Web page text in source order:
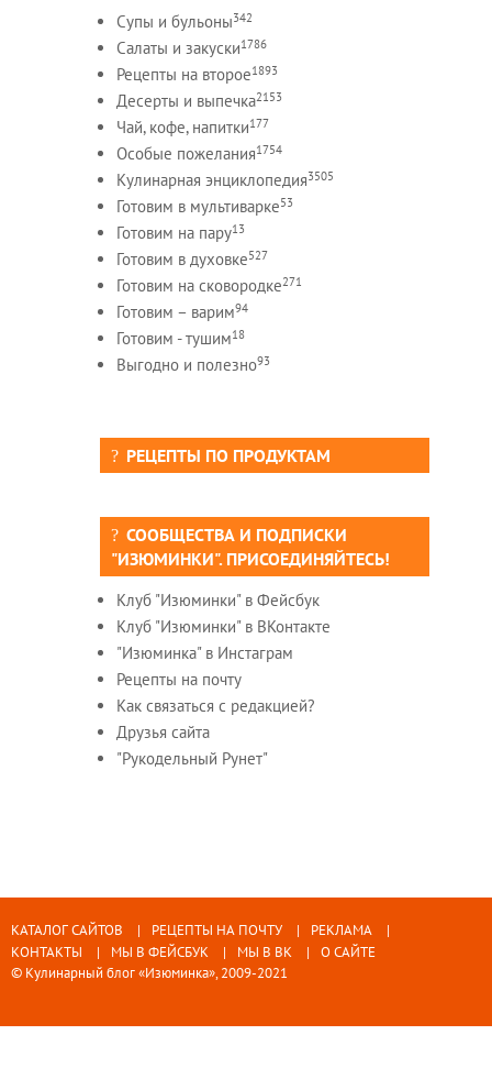
Супы и бульоны342
Салаты и закуски1786
Рецепты на второе1893
Десерты и выпечка2153
Чай, кофе, напитки177
Особые пожелания1754
Кулинарная энциклопедия3505
Готовим в мультиварке53
Готовим на пару13
Готовим в духовке527
Готовим на сковородке271
Готовим – варим94
Готовим - тушим18
Выгодно и полезно93
РЕЦЕПТЫ ПО ПРОДУКТАМ
СООБЩЕСТВА И ПОДПИСКИ
"ИЗЮМИНКИ". ПРИСОЕДИНЯЙТЕСЬ!
Клуб "Изюминки" в Фейсбук
Клуб "Изюминки" в ВКонтакте
"Изюминка" в Инстаграм
Рецепты на почту
Как связаться с редакцией?
Друзья сайта
"Рукодельный Рунет"
КАТАЛОГ САЙТОВ РЕЦЕПТЫ НА ПОЧТУ
РЕКЛАМА
КОНТАКТЫ
МЫ В ФЕЙСБУК МЫ В ВК
О САЙТЕ
© Кулинарный блог «Изюминка», 2009-2021